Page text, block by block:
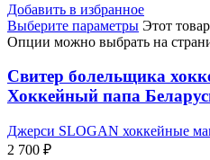
Добавить в избранное
Выберите параметры Этот
Опции можно выбрать на
Свитер болельщика
Хоккейный папа
Джерси SLOGAN хоккейные
2 700 ₽